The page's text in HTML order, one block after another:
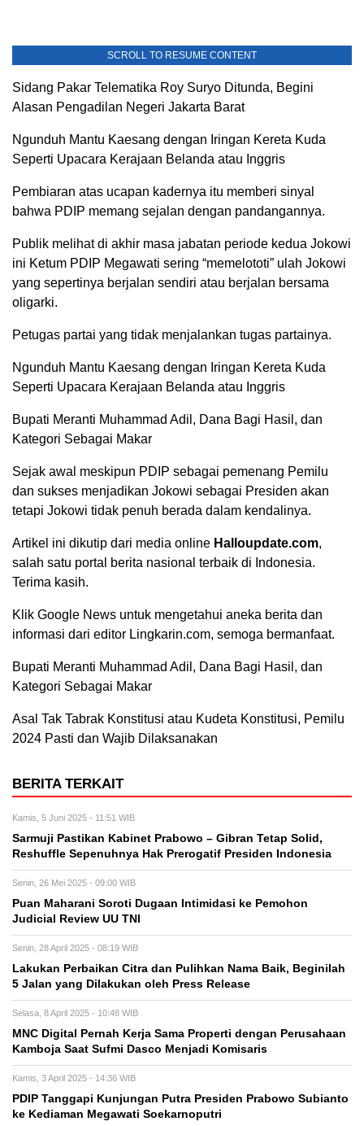
SCROLL TO RESUME CONTENT
Sidang Pakar Telematika Roy Suryo Ditunda, Begini
Alasan Pengadilan Negeri Jakarta Barat
Ngunduh Mantu Kaesang dengan Iringan Kereta Kuda
Seperti Upacara Kerajaan Belanda atau Inggris
Pembiaran atas ucapan kadernya itu memberi sinyal
bahwa PDIP memang sejalan dengan pandangannya.
Publik melihat di akhir masa jabatan periode kedua Jokowi
ini Ketum PDIP Megawati sering “memelototi” ulah Jokowi
yang sepertinya berjalan sendiri atau berjalan bersama
oligarki.
Petugas partai yang tidak menjalankan tugas partainya.
Ngunduh Mantu Kaesang dengan Iringan Kereta Kuda
Seperti Upacara Kerajaan Belanda atau Inggris
Bupati Meranti Muhammad Adil, Dana Bagi Hasil, dan
Kategori Sebagai Makar
Sejak awal meskipun PDIP sebagai pemenang Pemilu
dan sukses menjadikan Jokowi sebagai Presiden akan
tetapi Jokowi tidak penuh berada dalam kendalinya.
Artikel ini dikutip dari media online Halloupdate.com,
salah satu portal berita nasional terbaik di Indonesia.
Terima kasih.
Klik Google News untuk mengetahui aneka berita dan
informasi dari editor Lingkarin.com, semoga bermanfaat.
Bupati Meranti Muhammad Adil, Dana Bagi Hasil, dan
Kategori Sebagai Makar
Asal Tak Tabrak Konstitusi atau Kudeta Konstitusi, Pemilu
2024 Pasti dan Wajib Dilaksanakan
BERITA TERKAIT
Kamis, 5 Juni 2025 - 11:51 WIB
Sarmuji Pastikan Kabinet Prabowo – Gibran Tetap Solid,
Reshuffle Sepenuhnya Hak Prerogatif Presiden Indonesia
Senin, 26 Mei 2025 - 09:00 WIB
Puan Maharani Soroti Dugaan Intimidasi ke Pemohon
Judicial Review UU TNI
Senin, 28 April 2025 - 08:19 WIB
Lakukan Perbaikan Citra dan Pulihkan Nama Baik, Beginilah
5 Jalan yang Dilakukan oleh Press Release
Selasa, 8 April 2025 - 10:48 WIB
MNC Digital Pernah Kerja Sama Properti dengan Perusahaan
Kamboja Saat Sufmi Dasco Menjadi Komisaris
Kamis, 3 April 2025 - 14:36 WIB
PDIP Tanggapi Kunjungan Putra Presiden Prabowo Subianto
ke Kediaman Megawati Soekarnoputri